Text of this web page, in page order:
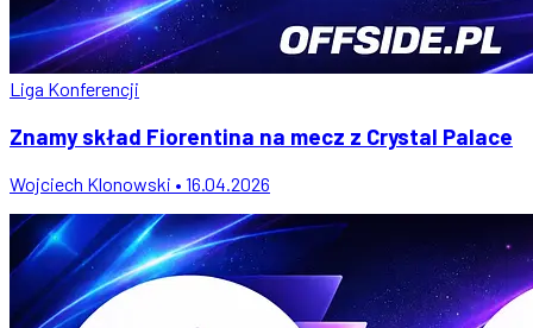
Liga Konferencji
Znamy skład Fiorentina na mecz z Crystal Palace
Wojciech Klonowski • 16.04.2026